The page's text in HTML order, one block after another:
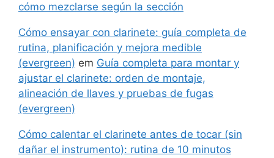
cómo mezclarse según la sección
Cómo ensayar con clarinete: guía completa de
rutina, planificación y mejora medible
(evergreen) em Guía completa para montar y
ajustar el clarinete: orden de montaje,
alineación de llaves y pruebas de fugas
(evergreen)
Cómo calentar el clarinete antes de tocar (sin
dañar el instrumento): rutina de 10 minutos